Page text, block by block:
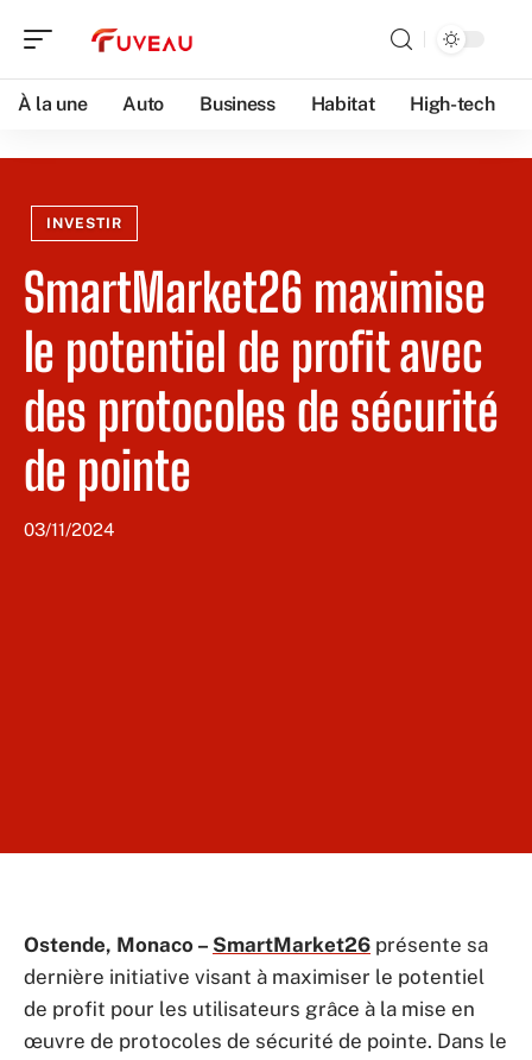
À la une Auto Business Habitat High-tech
INVESTIR
SmartMarket26 maximise
le potentiel de profit avec
des protocoles de sécurité
de pointe
03/11/2024
Ostende, Monaco – SmartMarket26 présente sa
dernière initiative visant à maximiser le potentiel
de profit pour les utilisateurs grâce à la mise en
œuvre de protocoles de sécurité de pointe. Dans le